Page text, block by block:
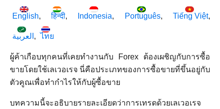
English हिन्दी Indonesia Português Tiếng Việt
العربية ไทย
ผู้ค้าเกือบทุกคนที่เคยทำงานกับ Forex ต้องเผชิญกับการซื้อ
ขายโดยใช้เลเวอเรจ นี่คือประเภทของการซื้อขายที่ขึ้นอยู่กับ
ตัวคูณเพื่อทำกำไรให้กับผู้ซื้อขาย
บทความนี้จะอธิบายรายละเอียดว่าการเทรดด้วยเลเวอเรจ